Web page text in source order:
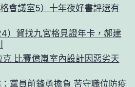
會議室5）十年夜好書評選有
）賀找九宮格見證年卡，郝建
比賽億嵐室內設計因惡劣天
黨員前鋒勇擔負 苦守職位防疫